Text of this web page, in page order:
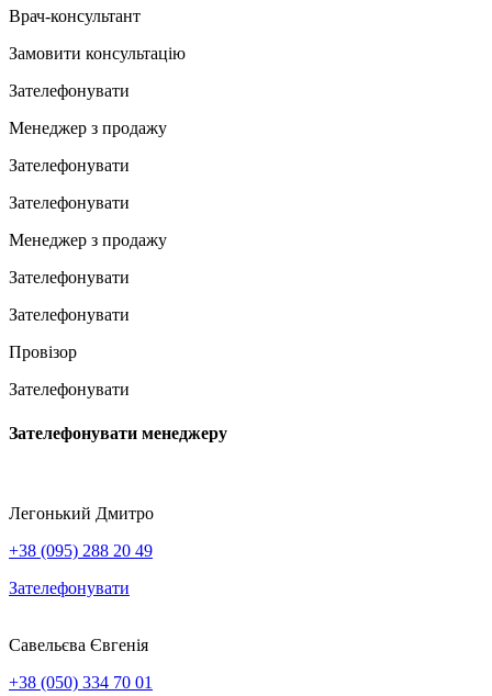
Врач-консультант
Замовити консультацію
Зателефонувати
Менеджер з продажу
Зателефонувати
Зателефонувати
Менеджер з продажу
Зателефонувати
Зателефонувати
Провізор
Зателефонувати
Зателефонувати менеджеру
Легонький Дмитро
+38 (095) 288 20 49
Зателефонувати
Савельєва Євгенія
+38 (050) 334 70 01